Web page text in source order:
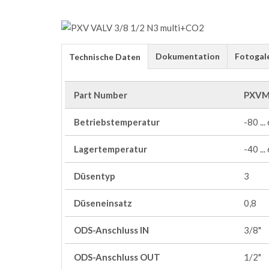
Technische Daten Dokumentation
Part Number
Betriebstemperatur -80 ...
Lagertemperatur -40 ...
Düsentyp 3
Düseneinsatz 0,8
ODS-Anschluss IN 3/8"
ODS-Anschluss OUT 1/2"